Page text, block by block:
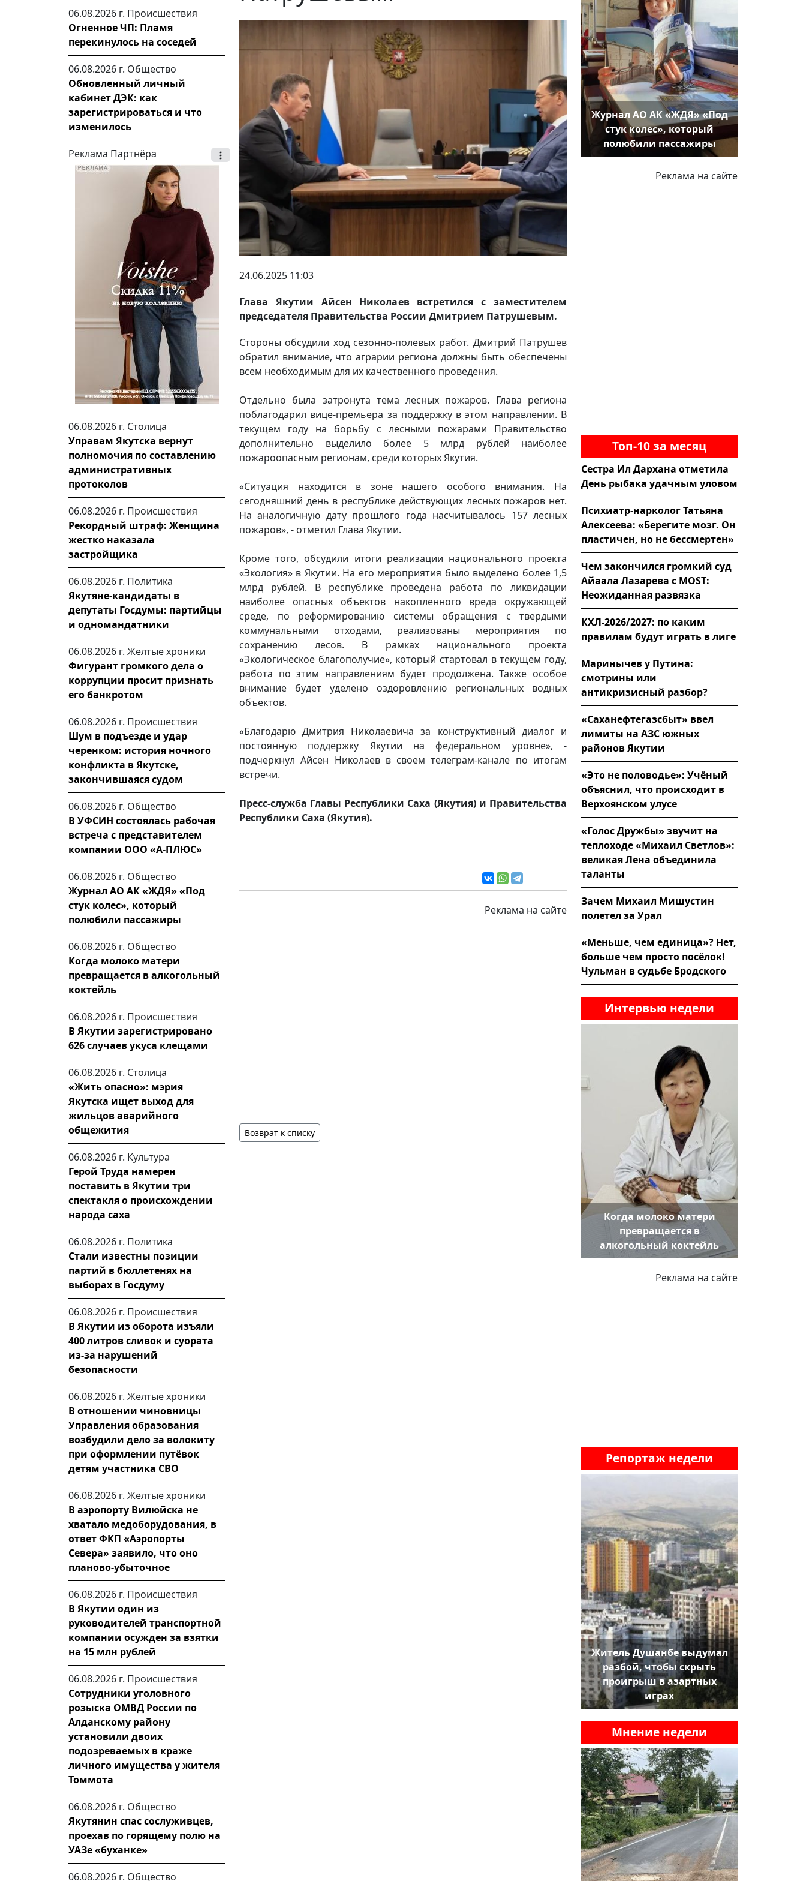
06.08.2026 г. Происшествия
Огненное ЧП: Пламя
перекинулось на соседей
06.08.2026 г. Общество
Обновленный личный
кабинет ДЭК: как
зарегистрироваться и что
изменилось
Реклама Партнёра
06.08.2026 г. Столица
Управам Якутска вернут
полномочия по составлению
административных
протоколов
06.08.2026 г. Происшествия
Рекордный штраф: Женщина
жестко наказала
застройщика
06.08.2026 г. Политика
Якутяне-кандидаты в
депутаты Госдумы: партийцы
и одномандатники
06.08.2026 г. Желтые хроники
Фигурант громкого дела о
коррупции просит признать
его банкротом
06.08.2026 г. Происшествия
Шум в подъезде и удар
черенком: история ночного
конфликта в Якутске,
закончившаяся судом
06.08.2026 г. Общество
В УФСИН состоялась рабочая
встреча с представителем
компании ООО «А-ПЛЮС»
06.08.2026 г. Общество
Журнал АО АК «ЖДЯ» «Под
стук колес», который
полюбили пассажиры
06.08.2026 г. Общество
Когда молоко матери
превращается в алкогольный
коктейль
06.08.2026 г. Происшествия
В Якутии зарегистрировано
626 случаев укуса клещами
06.08.2026 г. Столица
«Жить опасно»: мэрия
Якутска ищет выход для
жильцов аварийного
общежития
06.08.2026 г. Культура
Герой Труда намерен
поставить в Якутии три
спектакля о происхождении
народа саха
06.08.2026 г. Политика
Стали известны позиции
партий в бюллетенях на
выборах в Госдуму
06.08.2026 г. Происшествия
В Якутии из оборота изъяли
400 литров сливок и суората
из-за нарушений
безопасности
06.08.2026 г. Желтые хроники
В отношении чиновницы
Управления образования
возбудили дело за волокиту
при оформлении путёвок
детям участника СВО
06.08.2026 г. Желтые хроники
В аэропорту Вилюйска не
хватало медоборудования, в
ответ ФКП «Аэропорты
Севера» заявило, что оно
планово-убыточное
06.08.2026 г. Происшествия
В Якутии один из
руководителей транспортной
компании осужден за взятки
на 15 млн рублей
06.08.2026 г. Происшествия
Сотрудники уголовного
розыска ОМВД России по
Алданскому району
установили двоих
подозреваемых в краже
личного имущества у жителя
Томмота
06.08.2026 г. Общество
Якутянин спас сослуживцев,
проехав по горящему полю на
УАЗе «буханке»
06.08.2026 г. Общество
24.06.2025 11:03
Глава Якутии Айсен Николаев встретился с заместителем
председателя Правительства России Дмитрием Патрушевым.
Стороны обсудили ход сезонно-полевых работ. Дмитрий Патрушев
обратил внимание, что аграрии региона должны быть обеспечены
всем необходимым для их качественного проведения.
Отдельно была затронута тема лесных пожаров. Глава региона
поблагодарил вице-премьера за поддержку в этом направлении. В
текущем году на борьбу с лесными пожарами Правительство
дополнительно выделило более 5 млрд рублей наиболее
пожароопасным регионам, среди которых Якутия.
«Ситуация находится в зоне нашего особого внимания. На
сегодняшний день в республике действующих лесных пожаров нет.
На аналогичную дату прошлого года насчитывалось 157 лесных
пожаров», - отметил Глава Якутии.
Кроме того, обсудили итоги реализации национального проекта
«Экология» в Якутии. На его мероприятия было выделено более 1,5
млрд рублей. В республике проведена работа по ликвидации
наиболее опасных объектов накопленного вреда окружающей
среде, по реформированию системы обращения с твердыми
коммунальными отходами, реализованы мероприятия по
сохранению лесов. В рамках национального проекта
«Экологическое благополучие», который стартовал в текущем году,
работа по этим направлениям будет продолжена. Также особое
внимание будет уделено оздоровлению региональных водных
объектов.
«Благодарю Дмитрия Николаевича за конструктивный диалог и
постоянную поддержку Якутии на федеральном уровне», -
подчеркнул Айсен Николаев в своем телеграм-канале по итогам
встречи.
Пресс-служба Главы Республики Саха (Якутия) и Правительства
Республики Саха (Якутия).
Реклама на сайте
Возврат к списку
Журнал АО АК «ЖДЯ» «Под
стук колес», который
полюбили пассажиры
Реклама на сайте
Топ-10 за месяц
Сестра Ил Дархана отметила
День рыбака удачным уловом
Психиатр-нарколог Татьяна
Алексеева: «Берегите мозг. Он
пластичен, но не бессмертен»
Чем закончился громкий суд
Айаала Лазарева с MOST:
Неожиданная развязка
КХЛ-2026/2027: по каким
правилам будут играть в лиге
Маринычев у Путина:
смотрины или
антикризисный разбор?
«Саханефтегазсбыт» ввел
лимиты на АЗС южных
районов Якутии
«Это не половодье»: Учёный
объяснил, что происходит в
Верхоянском улусе
«Голос Дружбы» звучит на
теплоходе «Михаил Светлов»:
великая Лена объединила
таланты
Зачем Михаил Мишустин
полетел за Урал
«Меньше, чем единица»? Нет,
больше чем просто посёлок!
Чульман в судьбе Бродского
Интервью недели
Когда молоко матери
превращается в
алкогольный коктейль
Реклама на сайте
Репортаж недели
Житель Душанбе выдумал
разбой, чтобы скрыть
проигрыш в азартных
играх
Мнение недели